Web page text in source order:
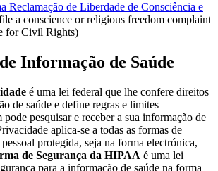
Reclamação de Liberdade de Consciência e
a conscience or religious freedom complaint
for Civil Rights)
Informação de Saúde
é uma lei federal que lhe confere direitos
de saúde e define regras e limites
pode pesquisar e receber a sua informação de
aplica-se a todas as formas de
protegida, seja na forma electrónica,
de Segurança da HIPAA é uma lei
para a informação de saúde na forma